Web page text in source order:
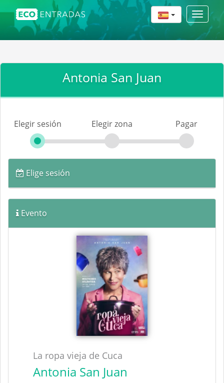
Toggle
Antonia San Juan
Elegir sesión Elegir zona Pagar
Elige sesión
Evento
La ropa vieja de Cuca
Antonia San Juan